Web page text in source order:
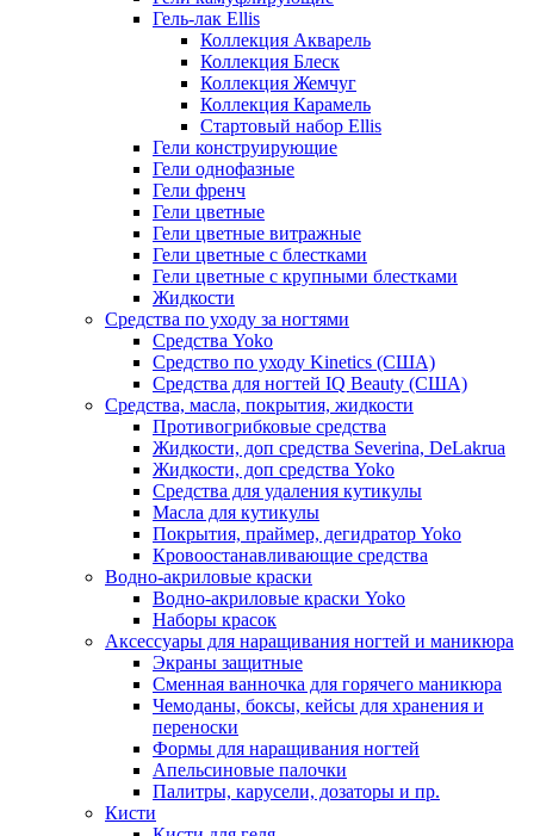
Гель-лак Ellis
Коллекция Акварель
Коллекция Блеск
Коллекция Жемчуг
Коллекция Карамель
Стартовый набор Ellis
Гели конструирующие
Гели однофазные
Гели френч
Гели цветные
Гели цветные витражные
Гели цветные с блестками
Гели цветные с крупными блестками
Жидкости
Средства по уходу за ногтями
Средства Yoko
Средство по уходу Kinetics (США)
Средства для ногтей IQ Beauty (США)
Средства, масла, покрытия, жидкости
Противогрибковые средства
Жидкости, доп средства Severina, DeLakrua
Жидкости, доп средства Yoko
Средства для удаления кутикулы
Масла для кутикулы
Покрытия, праймер, дегидратор Yoko
Кровоостанавливающие средства
Водно-акриловые краски
Водно-акриловые краски Yoko
Наборы красок
Аксессуары для наращивания ногтей и маникюра
Экраны защитные
Сменная ванночка для горячего маникюра
Чемоданы, боксы, кейсы для хранения и
переноски
Формы для наращивания ногтей
Апельсиновые палочки
Палитры, карусели, дозаторы и пр.
Кисти